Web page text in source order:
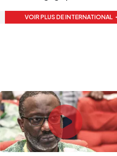
VOIR PLUS DE INTERNATIONAL